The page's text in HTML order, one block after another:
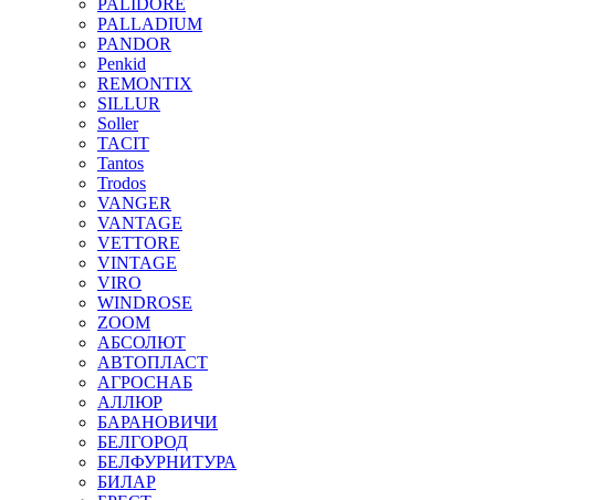
PALIDORE
PALLADIUM
PANDOR
Penkid
REMONTIX
SILLUR
Soller
TACIT
Tantos
Trodos
VANGER
VANTAGE
VETTORE
VINTAGE
VIRO
WINDROSE
ZOOM
АБСОЛЮТ
АВТОПЛАСТ
АГРОСНАБ
АЛЛЮР
БАРАНОВИЧИ
БЕЛГОРОД
БЕЛФУРНИТУРА
БИЛАР